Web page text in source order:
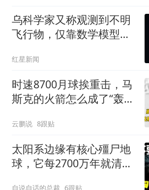
乌科学家又称观测到不明
飞行物，仅靠数学模型假
前
红星新闻
时速8700月球挨重击，马
斯克的火箭怎么成了“轰战
云鹏说 8跟贴
太阳系边缘有核心殭尸地
球，它每2700万年就清洗
自说自话的总裁 6跟贴